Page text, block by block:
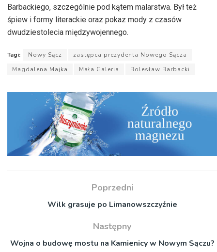
Barbackiego, szczególnie pod kątem malarstwa. Był też
śpiew i formy literackie oraz pokaz mody z czasów
dwudziestolecia międzywojennego.
Tagi: Nowy Sącz
zastępca prezydenta Nowego Sącza
Magdalena Majka
Mała Galeria Bolesław Barbacki
Poprzedni
Wilk grasuje po Limanowszczyźnie
Następny
Wojna o budowę mostu na Kamienicy w Nowym Sączu?